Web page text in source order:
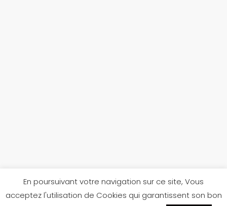
Réalisé par Jules TexierpourScarpe Di Béné
En poursuivant votre navigation sur ce site, Vous
acceptez l'utilisation de Cookies qui garantissent son bon